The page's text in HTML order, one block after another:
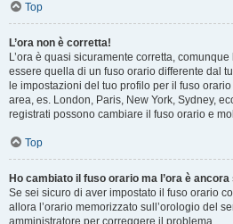
Top
L’ora non è corretta!
L’ora è quasi sicuramente corretta,
essere quella di un fuso orario differente dal
le impostazioni del tuo profilo per il fuso
area, es. London, Paris, New York, Sydney,
registrati possono cambiare il fuso orario e
Top
Ho cambiato il fuso orario ma l’ora è
Se sei sicuro di aver impostato il fuso orario
allora l’orario memorizzato sull’orologio del
amministratore per correggere il problema.